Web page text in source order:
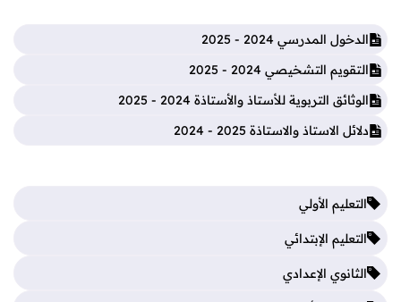
الدخول المدرسي 2024 - 2025
التقويم التشخيصي 2024 - 2025
الوثائق التربوية للأستاذ والأستاذة 2024 - 2025
دلائل الاستاذ والاستاذة 2025 - 2024
التعليم الأولي
التعليم الإبتدائي
الثانوي الإعدادي